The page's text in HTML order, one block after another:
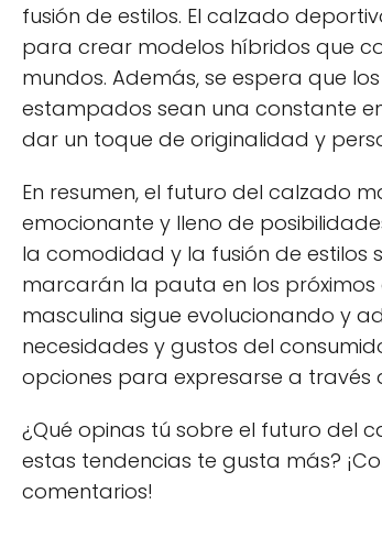
fusión de estilos. El calzado
para crear modelos híbridos que
mundos. Además, se espera que
estampados sean una constante
dar un toque de originalidad y
En resumen, el futuro del calzado
emocionante y lleno de
la comodidad y la fusión de estilos
marcarán la pauta en los próximos
masculina sigue evolucionando y
necesidades y gustos del
opciones para expresarse a través
¿Qué opinas tú sobre el futuro del
estas tendencias te gusta más?
comentarios!